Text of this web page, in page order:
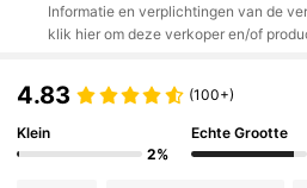
Informatie en verplichtingen van de
klik hier om deze verkoper en/of
4.83 (100+)
Klein
2%
Echte Grootte